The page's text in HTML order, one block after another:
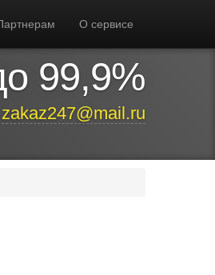
О сервисе
99,9%
zakaz247@mail.ru